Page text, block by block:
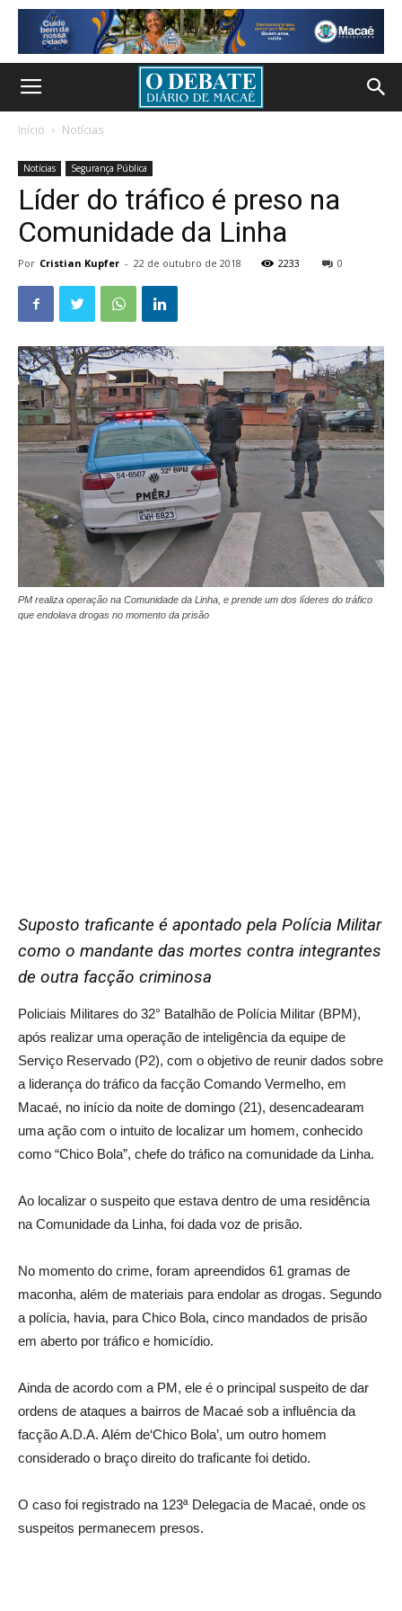
Início Notícias
Notícias Segurança Pública
Líder do tráfico é preso na
Comunidade da Linha
Por Cristian Kupfer - 22 de outubro de 2018 2233 0
PM realiza operação na Comunidade da Linha, e prende um dos líderes do tráfico
que endolava drogas no momento da prisão
Suposto traficante é apontado pela Polícia Militar
como o mandante das mortes contra integrantes
de outra facção criminosa
Policiais Militares do 32° Batalhão de Polícia Militar (BPM),
após realizar uma operação de inteligência da equipe de
Serviço Reservado (P2), com o objetivo de reunir dados sobre
a liderança do tráfico da facção Comando Vermelho, em
Macaé, no início da noite de domingo (21), desencadearam
uma ação com o intuito de localizar um homem, conhecido
como “Chico Bola”, chefe do tráfico na comunidade da Linha.
Ao localizar o suspeito que estava dentro de uma residência
na Comunidade da Linha, foi dada voz de prisão.
No momento do crime, foram apreendidos 61 gramas de
maconha, além de materiais para endolar as drogas. Segundo
a polícia, havia, para Chico Bola, cinco mandados de prisão
em aberto por tráfico e homicídio.
Ainda de acordo com a PM, ele é o principal suspeito de dar
ordens de ataques a bairros de Macaé sob a influência da
facção A.D.A. Além de‘Chico Bola’, um outro homem
considerado o braço direito do traficante foi detido.
O caso foi registrado na 123ª Delegacia de Macaé, onde os
suspeitos permanecem presos.